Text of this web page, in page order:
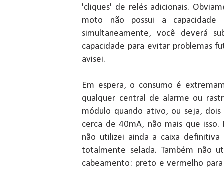
'cliques' de relés adicionais.
moto não possui a
simultaneamente, você deverá
capacidade para evitar problemas
avisei.
Em espera, o consumo é
qualquer central de alarme ou
módulo quando ativo, ou seja,
cerca de 40mA, não mais que
não utilizei ainda a caixa
totalmente selada. Também não
cabeamento: preto e vermelho